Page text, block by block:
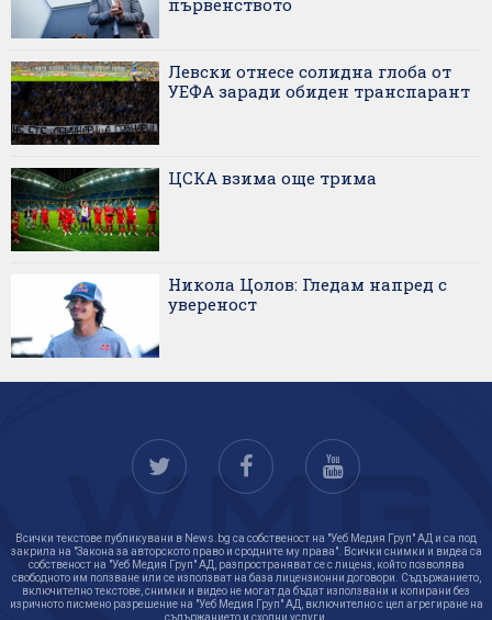
първенството
Левски отнесе солидна глоба от
УЕФА заради обиден транспарант
ЦСКА взима още трима
Никола Цолов: Гледам напред с
увереност
Всички текстове публикувани в News.bg са собственост на "Уеб Медия Груп" АД и са под
закрила на "Закона за авторското право и сродните му права". Всички снимки и видеа са
собственост на "Уеб Медия Груп" АД, разпространяват се с лиценз, който позволява
свободното им ползване или се използват на база лицензионни договори. Съдържанието,
включително текстове, снимки и видео не могат да бъдат използвани и копирани без
изричното писмено разрешение на "Уеб Медия Груп" АД, включително с цел агрегиране на
съдържанието и сходни услуги.